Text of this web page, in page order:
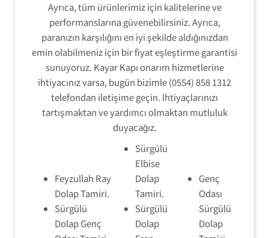
Ayrıca, tüm ürünlerimiz için kalitelerine ve
performanslarına güvenebilirsiniz. Ayrıca,
paranızın karşılığını en iyi şekilde aldığınızdan
emin olabilmeniz için bir fiyat eşleştirme garantisi
sunuyoruz. Kayar Kapı onarım hizmetlerine
ihtiyacınız varsa, bugün bizimle (0554) 858 1312
telefondan iletişime geçin. İhtiyaçlarınızı
tartışmaktan ve yardımcı olmaktan mutluluk
duyacağız.
Feyzullah Ray
Dolap Tamiri.
Sürgülü
Dolap Genç
Sürgülü
Elbise
Dolap
Tamiri.
Sürgülü
Dolap
Genç
Odası
Sürgülü
Dolap